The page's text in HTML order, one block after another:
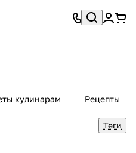
кулинарам Рецепты
Теги